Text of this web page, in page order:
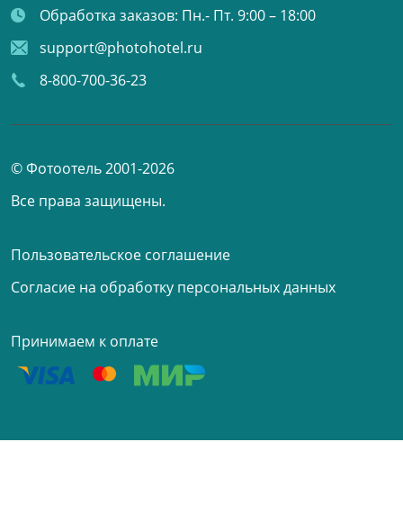
Обработка заказов: Пн.- Пт. 9:00 – 18:00
support@photohotel.ru
8-800-700-36-23
© Фотоотель 2001-2026
Все права защищены.
Пользовательское соглашение
Согласие на обработку персональных данных
Принимаем к оплате